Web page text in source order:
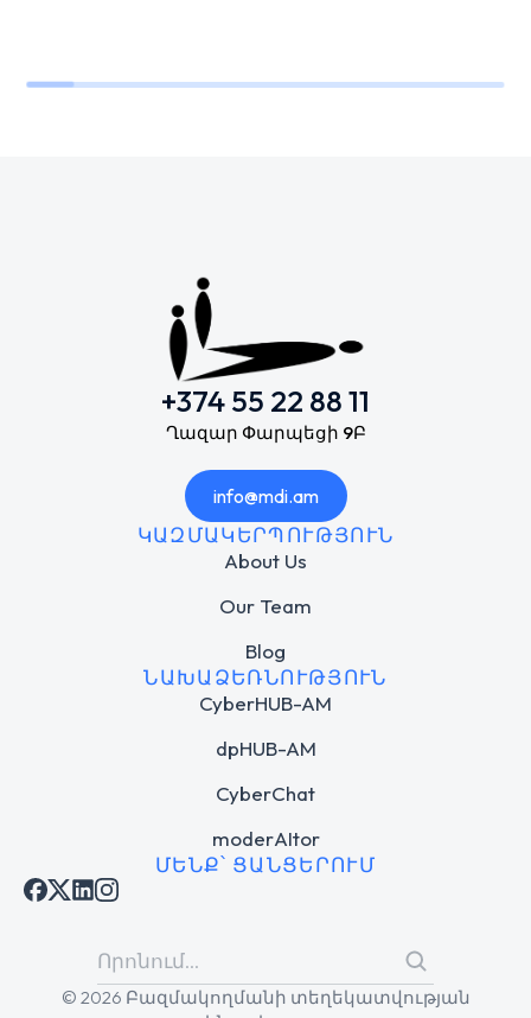
+374 55 22 88 11
Ղազար Փարպեցի 9Բ
info@mdi.am
ԿԱԶՄԱԿԵՐՊՈՒԹՅՈՒՆ
About Us
Our Team
Blog
ՆԱԽԱՁԵՌՆՈՒԹՅՈՒՆ
CyberHUB-AM
dpHUB-AM
CyberChat
moderAItor
ՄԵՆՔ՝ ՑԱՆՑԵՐՈՒՄ
© 2026 Բազմակողմանի տեղեկատվության